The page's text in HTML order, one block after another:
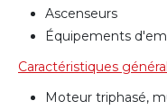
Ascenseurs
Équipements
Caractéristiques
Moteur triphasé,